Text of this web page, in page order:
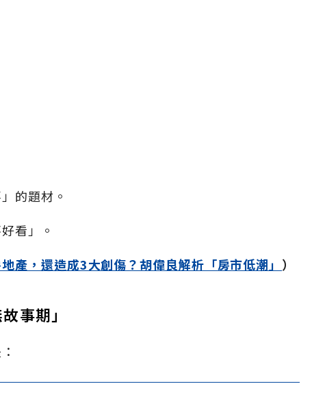
的題材。
看」。
產，還造成3大創傷？胡偉良解析「房市低潮」 ）
事期」